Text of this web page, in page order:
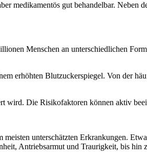
medikamentös gut behandelbar.
Menschen an unterschiedlichen
erhöhten Blutzuckerspiegel. Von der
wird. Die Risikofaktoren können aktiv
unterschätzten Erkrankungen.
Antriebsarmut und Traurigkeit, bis hin